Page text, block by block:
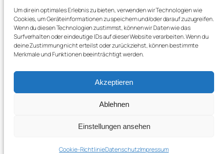
Um dir ein optimales Erlebnis zu bieten, verwenden wir Technologien wie
Cookies, um Geräteinformationen zu speichern und/oder darauf zuzugreifen.
Wenn du diesen Technologien zustimmst, können wir Daten wie das
Surfverhalten oder eindeutige IDs auf dieser Website verarbeiten. Wenn du
deine Zustimmung nicht erteilst oder zurückziehst, können bestimmte
Merkmale und Funktionen beeinträchtigt werden.
Akzeptieren
Ablehnen
Einstellungen ansehen
Cookie-RichtlinieDatenschutzImpressum